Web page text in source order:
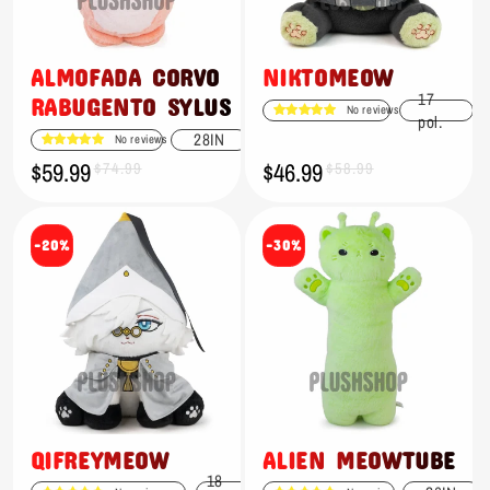
ALMOFADA CORVO
RABUGENTO SYLUS
No reviews 28IN
Preço
promocional
$59.99
Preço
normal
$74.99
NIKTOMEOW
No reviews
17
pol.
Preço
promocional
$46.99
Preço
normal
$58.99
-20%
QIFREYMEOW
18
-30%
ALIEN MEOWTUBE